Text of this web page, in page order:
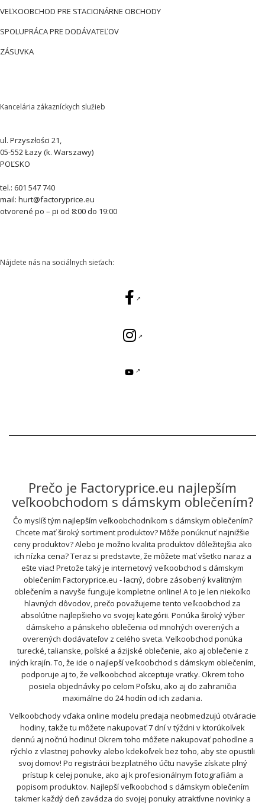
VEĽKOOBCHOD PRE STACIONÁRNE OBCHODY
SPOLUPRÁCA PRE DODÁVATEĽOV
ZÁSUVKA
Kancelária zákazníckych služieb
ul. Przyszłości 21,
05-552 Łazy (k. Warszawy)
POĽSKO
tel.: 601 547 740
mail: hurt@factoryprice.eu
otvorené po – pi od 8:00 do 19:00
Nájdete nás na sociálnych sieťach:
Prečo je Factoryprice.eu najlepším
veľkoobchodom s dámskym oblečením?
Čo myslíš tým najlepším veľkoobchodníkom s dámskym oblečením?
Chcete mať široký sortiment produktov? Môže ponúknuť najnižšie
ceny produktov? Alebo je možno kvalita produktov dôležitejšia ako
ich nízka cena? Teraz si predstavte, že môžete mať všetko naraz a
ešte viac! Pretože taký je internetový veľkoobchod s dámskym
oblečením Factoryprice.eu - lacný, dobre zásobený kvalitným
oblečením a navyše funguje kompletne online! A to je len niekoľko
hlavných dôvodov, prečo považujeme tento veľkoobchod za
absolútne najlepšieho vo svojej kategórii. Ponúka široký výber
dámskeho a pánskeho oblečenia od mnohých overených a
overených dodávateľov z celého sveta. Veľkoobchod ponúka
turecké, talianske, poľské a ázijské oblečenie, ako aj oblečenie z
iných krajín. To, že ide o najlepší veľkoobchod s dámskym oblečením,
podporuje aj to, že veľkoobchod akceptuje vratky. Okrem toho
posiela objednávky po celom Poľsku, ako aj do zahraničia
maximálne do 24 hodín od ich zadania.
Veľkoobchody vďaka online modelu predaja neobmedzujú otváracie
hodiny, takže tu môžete nakupovať 7 dní v týždni v ktorúkoľvek
dennú aj nočnú hodinu! Okrem toho môžete nakupovať pohodlne a
rýchlo z vlastnej pohovky alebo kdekoľvek bez toho, aby ste opustili
svoj domov! Po registrácii bezplatného účtu navyše získate plný
prístup k celej ponuke, ako aj k profesionálnym fotografiám a
popisom produktov. Najlepší veľkoobchod s dámskym oblečením
takmer každý deň zavádza do svojej ponuky atraktívne novinky a